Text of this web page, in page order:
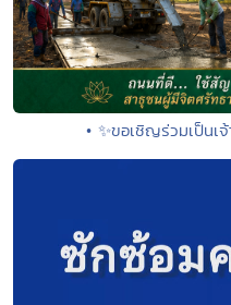
• ✨ขอเชิญร่วมเป็นเ